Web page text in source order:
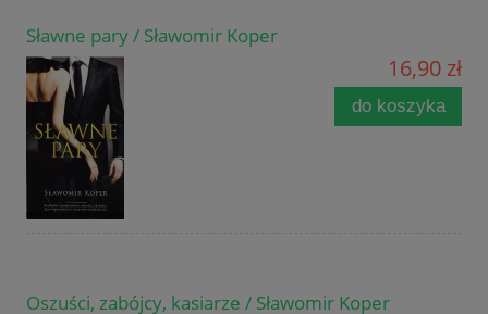
Sławne pary / Sławomir Koper
16,90 zł
do koszyka
Oszuści, zabójcy, kasiarze / Sławomir Koper